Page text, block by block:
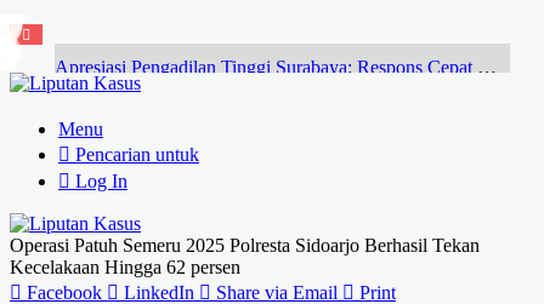
Apresiasi Pengadilan Tinggi Surabaya: Respons Cepat Gugatan Banding Perdata Sumenep, Harapan Pencari Keadilan
Menu
Pencarian untuk
Log In
Operasi Patuh Semeru 2025 Polresta Sidoarjo Berhasil Tekan
Kecelakaan Hingga 62 persen
Facebook
LinkedIn Share via Email Print